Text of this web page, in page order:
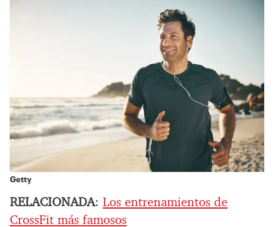
Getty
RELACIONADA: Los entrenamientos de
CrossFit más famosos